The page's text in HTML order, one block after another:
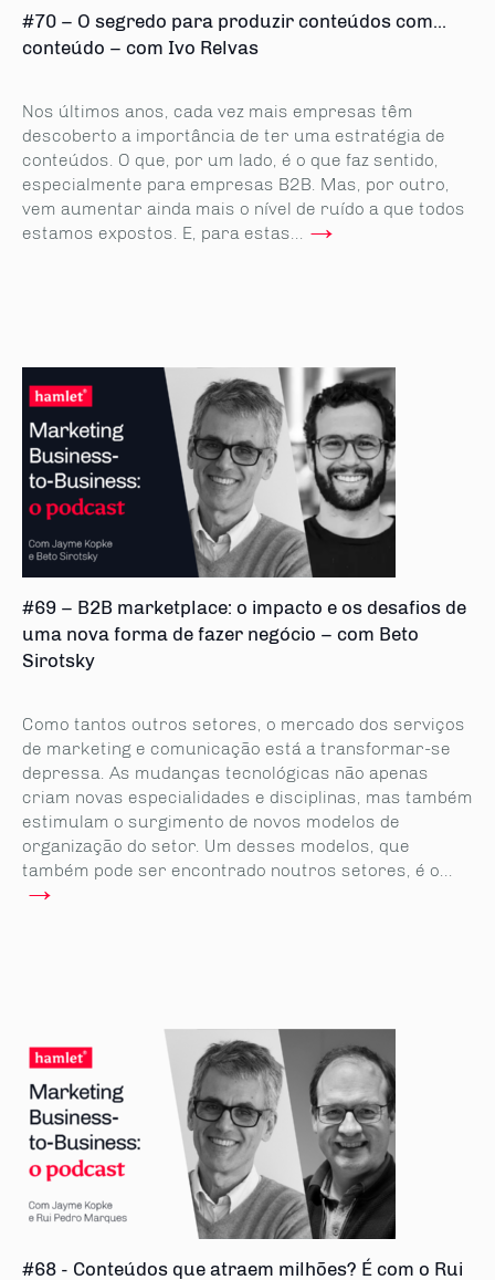
#70 – O segredo para produzir conteúdos com...
conteúdo – com Ivo Relvas
Nos últimos anos, cada vez mais empresas têm
descoberto a importância de ter uma estratégia de
conteúdos. O que, por um lado, é o que faz sentido,
especialmente para empresas B2B. Mas, por outro,
vem aumentar ainda mais o nível de ruído a que todos
estamos expostos. E, para estas...→
#69 – B2B marketplace: o impacto e os desafios de
uma nova forma de fazer negócio – com Beto
Sirotsky
Como tantos outros setores, o mercado dos serviços
de marketing e comunicação está a transformar-se
depressa. As mudanças tecnológicas não apenas
criam novas especialidades e disciplinas, mas também
estimulam o surgimento de novos modelos de
organização do setor. Um desses modelos, que
também pode ser encontrado noutros setores, é o...
→
#68 - Conteúdos que atraem milhões? É com o Rui